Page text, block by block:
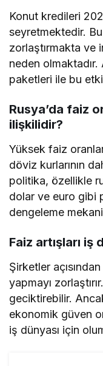
Konut kredileri
seyretmektedir. Bu
zorlaştırmakta ve
neden
paketleri ile bu
Rusya’da faiz
ilişkilidir?
Yüksek faiz
döviz kurlarının
politika, özellikle
dolar ve euro gibi
dengeleme
Faiz artışları iş
Şirketler
yapmayı
geciktirebilir.
ekonomik güven
iş dünyası için